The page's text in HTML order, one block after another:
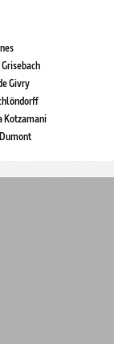
Givry
Kotzamani